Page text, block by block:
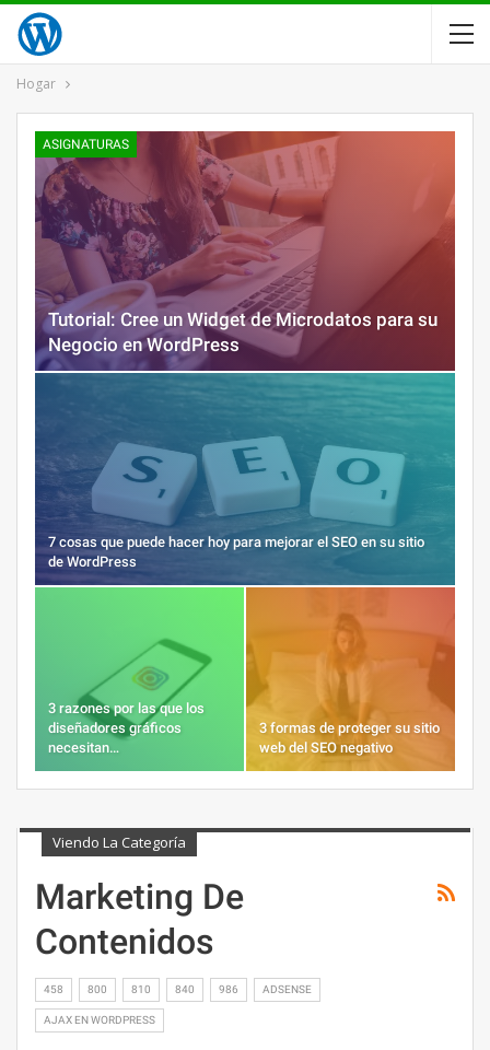
Hogar
ASIGNATURAS
Tutorial: Cree un Widget de Microdatos para su
Negocio en WordPress
7 cosas que puede hacer hoy para mejorar el SEO en su sitio
de WordPress
3 razones por las que los
diseñadores gráficos
necesitan…
3 formas de proteger su sitio
web del SEO negativo
Viendo La Categoría
Marketing De
Contenidos
458 800 810 840 986 ADSENSE
AJAX EN WORDPRESS